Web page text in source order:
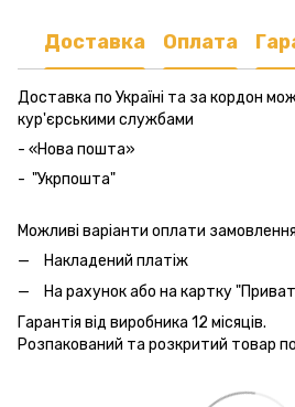
Доставка Оплата
Доставка по Україні та за кордон
кур'єрськими службами
- «Нова пошта»
- "Укрпошта"
Можливі варіанти оплати
Накладений платіж
На рахунок або на картку
Гарантія від виробника 12 місяців.
Розпакований та розкритий товар